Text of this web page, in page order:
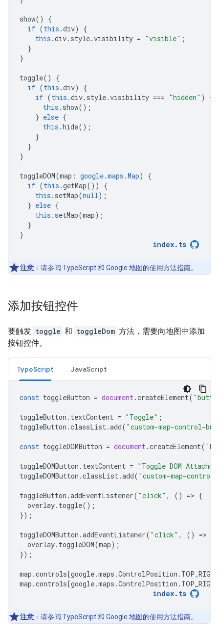
show()
{
if (this .div)
{
this .div. style.visibility = "visible" ;
}
}
toggle()
{
if (this .div)
{
if (this .div. style.visibility === "hidden" )
{
this . show();
} else {
this .hide();
}
}
}
toggleDOM(map : google.maps.Map)
{
if (this .getMap())
{
this . setMap(null);
} else {
this . setMap(map);
}
}
index. ts
注意 ：请参阅 TypeScript 和 Google 地图的使用方法指南。
添加按钮控件
要触发 toggle 和 toggleDom 方法，需要向地图中添加
按钮控件。
TypeScript JavaScript
const toggleButton = document.createElement(
toggleButton . textContent = "Toggle" ;
toggleButton .classList.add( "custom-map-control-
const toggleDOMButton = document.createElement(
toggleDOMButton . textContent = "Toggle DOM
toggleDOMButton .classList.add( "custom-map-
toggleButton .addEventListener( "click" , () => {
overlay. toggle();
});
toggleDOMButton .addEventListener( "click" , () =>
overlay. toggleDOM(map);
});
map .controls[google.maps .ControlPosition . TOP_RIGHT
map .controls[google.maps .ControlPosition . TOP_RIGHT
index. ts
注意 ：请参阅 TypeScript 和 Google 地图的使用方法指南。